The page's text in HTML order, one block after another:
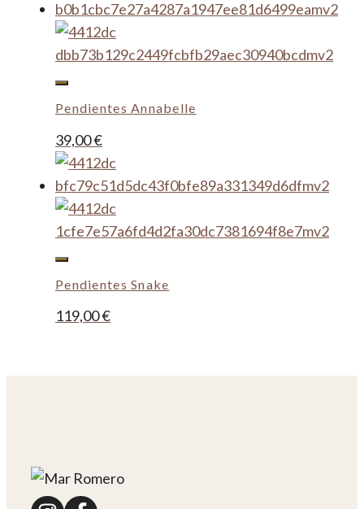
Pendientes Annabelle
39,00€
Pendientes Snake
119,00€